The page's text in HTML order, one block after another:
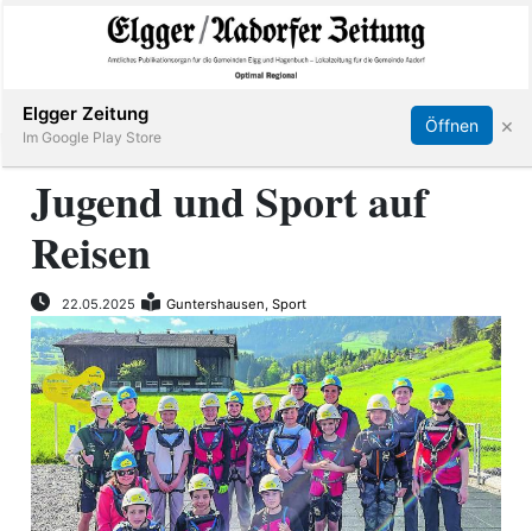
Elgg
Aadorf
Hagenbuch
E-
Paper
App
Abonnieren Online Anmelden Anmelden
Jugend und Sport auf
Reisen
22.05.2025 Guntershausen,Sport
Elgger Zeitung
Im Google Play Store
Öffnen ×